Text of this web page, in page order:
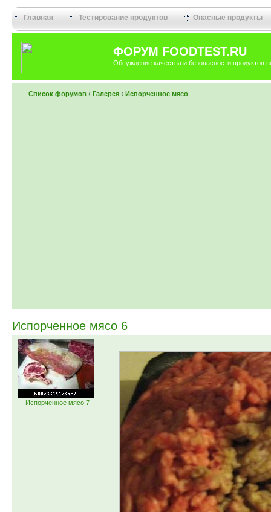
Главная Тестирование продуктов Опасные продукты
ФОРУМ FOODTEST.RU
Обсуждение качества и безопасности продуктов
Список форумов ‹ Галерея ‹ Испорченное мясо
Испорченное мясо 6
Испорченное мясо 7